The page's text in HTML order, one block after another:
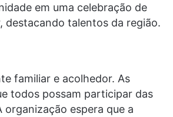
em uma celebração de
destacando talentos da região.
familiar e acolhedor. As
todos possam participar das
espera que a